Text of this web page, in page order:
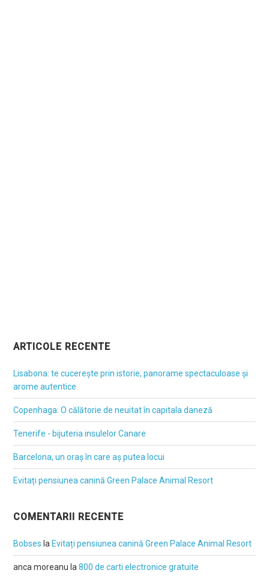
ARTICOLE RECENTE
Lisabona: te cucerește prin istorie, panorame spectaculoase și
arome autentice
Copenhaga: O călătorie de neuitat în capitala daneză
Tenerife - bijuteria insulelor Canare
Barcelona, un oraș în care aș putea locui
Evitați pensiunea canină Green Palace Animal Resort
COMENTARII RECENTE
Bobses la Evitați pensiunea canină Green Palace Animal Resort
anca moreanu la800 de carti electronice gratuite